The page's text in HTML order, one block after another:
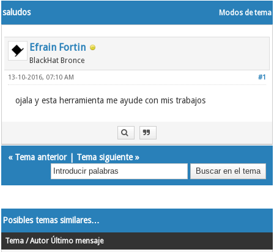
Modos de tema
saludos
Efrain Fortin
BlackHat Bronce
#1
13-10-2016, 07:10 AM
ojala y esta herramienta me ayude con mis trabajos
« Tema anterior| Tema siguiente»
Posibles temas similares…
Tema / Autor Último mensaje